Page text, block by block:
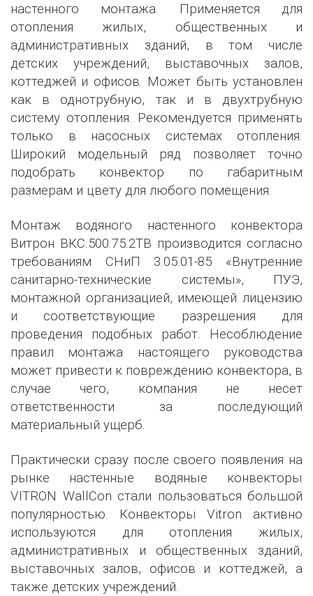
настенного монтажа. Применяется для
отопления жилых, общественных и
административных зданий, в том числе
детских учреждений, выставочных залов,
коттеджей и офисов. Может быть установлен
как в однотрубную, так и в двухтрубную
систему отопления. Рекомендуется применять
только в насосных системах отопления.
Широкий модельный ряд позволяет точно
подобрать конвектор по габаритным
размерам и цвету для любого помещения.
Монтаж водяного настенного конвектора
Витрон ВКС.500.75.2ТВ производится согласно
требованиям СНиП 3.05.01-85 «Внутренние
санитарно-технические системы», ПУЭ,
монтажной организацией, имеющей лицензию
и соответствующие разрешения для
проведения подобных работ. Несоблюдение
правил монтажа настоящего руководства
может привести к повреждению конвектора, в
случае чего, компания не несет
ответственности за последующий
материальный ущерб.
Практически сразу после своего появления на
рынке настенные водяные конвекторы
VITRON WallCon стали пользоваться большой
популярностью. Конвекторы Vitron активно
используются для отопления жилых,
административных и общественных зданий,
выставочных залов, офисов и коттеджей, а
также детских учреждений.